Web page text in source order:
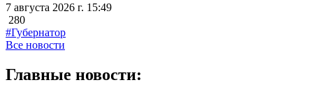
7 августа 2026 г. 15:49
280
#Губернатор
Все новости
Главные новости: